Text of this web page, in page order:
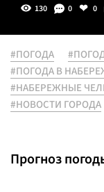
130 0 0
#ПОГОДА
#ПОГОДА В
#НАБЕРЕЖНЫЕ
#НОВОСТИ ГОРОДА
Прогноз